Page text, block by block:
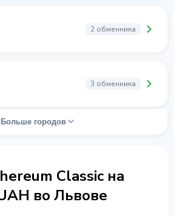
2 обменника
3 обменника
Больше городов
Classic на
во Львове